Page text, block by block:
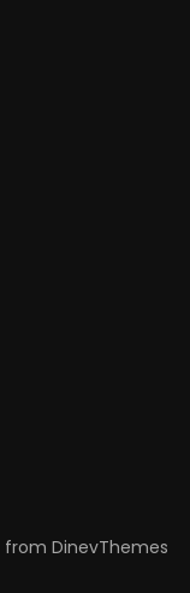
from DinevThemes